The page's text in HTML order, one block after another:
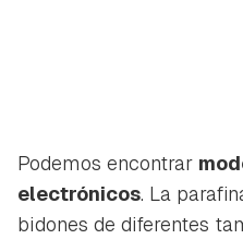
Podemos encontrar
electrónicos. La
bidones de diferentes